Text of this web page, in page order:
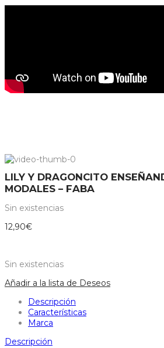
LILY Y DRAGONCITO
MODALES – FABA
Sin existencias
12,90€
Sin existencias
Añadir a la lista de Deseos
Descripción
Características
Marca
Descripción